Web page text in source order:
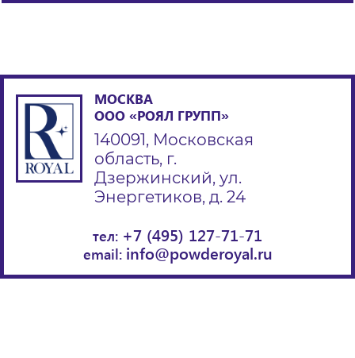
МОСКВА
ООО «РОЯЛ ГРУПП»
140091, Московская
область, г.
Дзержинский, ул.
Энергетиков, д. 24
тел: +7 (495) 127-71-71
email: info@powderoyal.ru